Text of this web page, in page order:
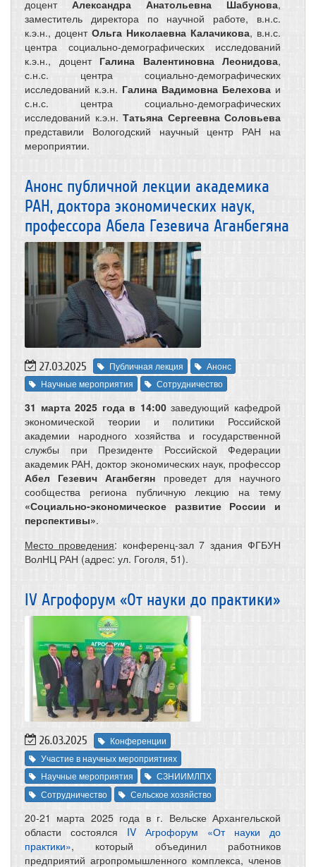
доцент Александра Анатольевна Шабунова,
заместитель директора по научной работе, в.н.с.
к.э.н., доцент Ольга Николаевна Калачикова, в.н.с.
центра социально-демографических исследований
к.э.н., доцент Галина Валентиновна Леонидова,
с.н.с. центра социально-демографических
исследований к.э.н. Галина Вадимовна Белехова и
с.н.с. центра социально-демографических
исследований к.э.н. Татьяна Сергеевна Соловьева
представили Вологодский научный центр РАН на
мероприятии.
Анонс публичной лекции академика
РАН, доктора экономических наук,
профессора Абела Гезевича Аганбегяна
27.03.2025 Публичная лекция
Анонс
Научные мероприятия
Сотрудничество
31 марта 2025 года в 14:00заведующий кафедрой
экономической теории и политики Российской
академии народного хозяйства и государственной
службы при Президенте Российской Федерации
академик РАН, доктор экономических наук, профессор
Абел Гезевич Аганбегян проведет для научного
сообщества региона публичную лекцию на тему
«Социально-экономическое развитие России и
перспективы».
Место проведения: конференц-зал 7 здания ФГБУН
ВолНЦ РАН (адрес: ул. Гоголя, 51).
IV Агрофорум «От науки до практики»
26.03.2025
Конференции
Участие в научных мероприятиях
Научные мероприятия
СЗНИИМЛПХ
Сотрудничество
Сельское хозяйство
20-21 марта 2025 года в г. Вельске Архангельской
области состоялся IV Агрофорум «От науки до
практики», который объединил работников
предприятий агропромышленного комплекса, членов